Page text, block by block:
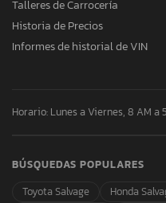
Talleres de Carrocería
Historia de Precios
Informes de historial de VIN
Horario: Lunes a Viernes, 8 AM a
BÚSQUEDAS POPULARES
Toyota Salvage
Honda